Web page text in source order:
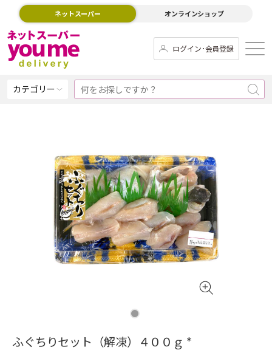
ネットスーパー オンラインショップ
ログイン･会員登録
カテゴリー
ふぐちりセット（解凍）４００ｇ *